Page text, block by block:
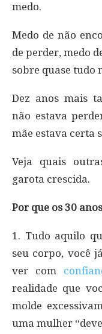
medo.
Medo de não
de perder, medo
sobre quase tudo
Dez anos mais
não estava
mãe estava certa
Veja quais
garota crescida.
Por que os 30
1. Tudo aquilo
seu corpo, você
ver com
realidade que
molde
uma mulher